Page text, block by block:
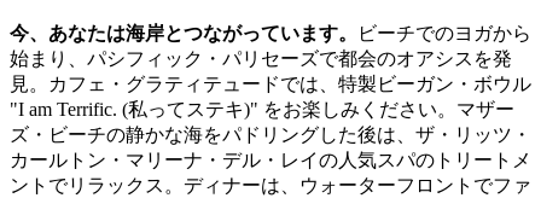
今、あなたは海岸とつながっています。
ビーチでのヨガから
始まり、パシフィック・パリセーズで都会のオアシスを発
見。カフェ・グラティテュードでは、特製ビーガン・ボウル
"I am Terrific. (私ってステキ)" をお楽しみください。マザー
ズ・ビーチの静かな海をパドリングした後は、ザ・リッツ・
カールトン・マリーナ・デル・レイの人気スパのトリートメ
ントでリラックス。ディナーは、ウォーターフロントでファ